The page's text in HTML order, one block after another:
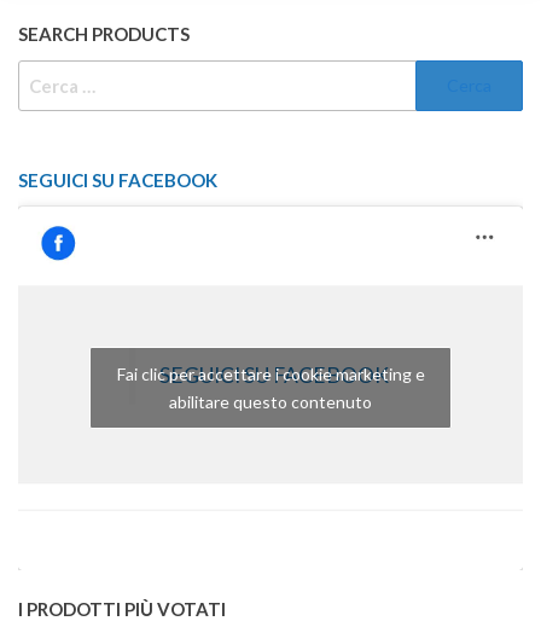
SEARCH PRODUCTS
SEGUICI SU FACEBOOK
SEGUICI SU FACEBOOK
Fai clic per accettare i cookie marketing e
abilitare questo contenuto
I PRODOTTI PIÙ VOTATI